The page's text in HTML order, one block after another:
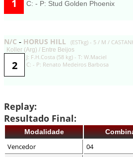
1
C: - P: Stud Golden Phoenix
N/C - HORUS HILL (ESTkg) - 5 / M /
Koller (Arg) / Entre Beijos
2
J: F.H.Costa (58 kg) - T: W.Maciel
C: - P: Renato Medeiros Barbosa
Replay:
Resultado Final:
Modalidade
Vencedor 04